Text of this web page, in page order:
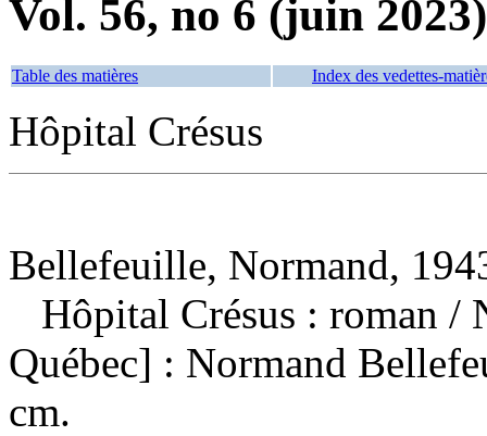
Vol. 56, no 6 (juin 2023)
Table des matières Index des vedettes-
Hôpital Crésus
Bellefeuille, Normand,
Hôpital Crésus : roman /
Québec] : Normand
cm.